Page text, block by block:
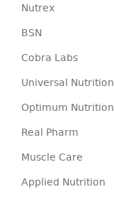
Nutrex
BSN
Cobra Labs
Universal Nutrition
Optimum Nutrition
Real Pharm
Muscle Care
Applied Nutrition